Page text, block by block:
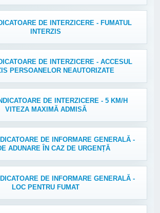
DE INTERZICERE - FUMATUL
INTERZIS
DE INTERZICERE - ACCESUL
PERSOANELOR NEAUTORIZATE
DE INTERZICERE - 5 KM/H
VITEZA MAXIMĂ ADMISĂ
DE INFORMARE GENERALĂ -
ADUNARE ÎN CAZ DE URGENȚĂ
DE INFORMARE GENERALĂ -
LOC PENTRU FUMAT